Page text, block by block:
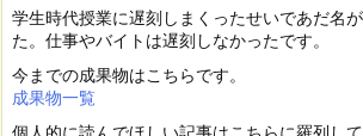
学生時代授業に遅刻しまくったせいであだ名
た。仕事やバイトは遅刻しなかったです。
今までの成果物はこちらです。
成果物一覧
個人的に読んでほしい記事はこちらに羅列して